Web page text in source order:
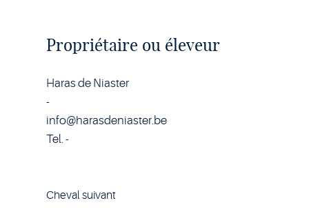
Propriétaire ou éleveur
Haras de Niaster
-
info@harasdeniaster.be
Tel. -
Cheval suivant